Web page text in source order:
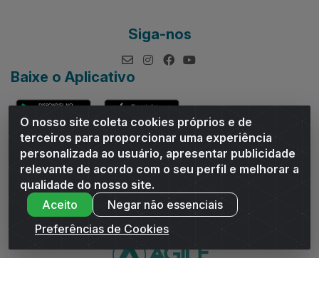
O nosso site coleta cookies próprios e de
terceiros para proporcionar uma experiência
personalizada ao usuário, apresentar publicidade
relevante de acordo com o seu perfil e melhorar a
qualidade do nosso site.
Aceito
Negar não essenciais
Preferências de Cookies
Siga-nos
Baixe o Aplicativo
Andrade Distribuidor - ROD AL 110, n° 1401 - Sitio Moco,
Arapiraca/AL - CEP 57319-300 - CNPJ 10.667.481/0001-47